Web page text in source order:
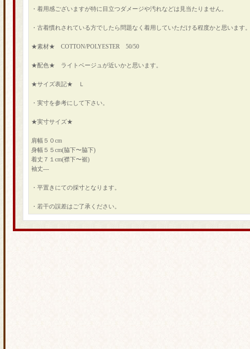
・着用感ございますが特に目立つダメージや汚れなどは見当たりません。
・古着慣れされている方でしたら問題なく着用していただける程度かと思います
★素材★ COTTON/POLYESTER 50/50
★配色★ ライトベージュが近いかと思います。
★サイズ表記★ Ｌ
・実寸を参考にして下さい。
★実寸サイズ★
肩幅５０cm
身幅５５cm(脇下〜脇下)
着丈７１cm(襟下〜裾)
袖丈---
・平置きにての採寸となります。
・若干の誤差はご了承ください。